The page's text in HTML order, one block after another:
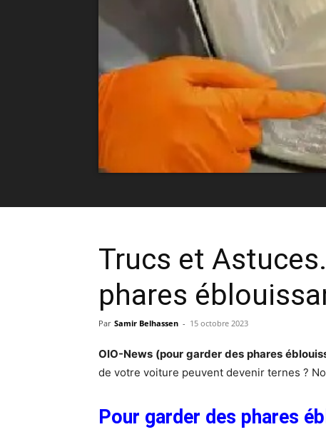
Trucs et
phares
Par Samir Belhassen - 15 octobre 2023
OIO-News (pour garder des phares
de votre voiture peuvent devenir ternes ?
Pour garder des phares